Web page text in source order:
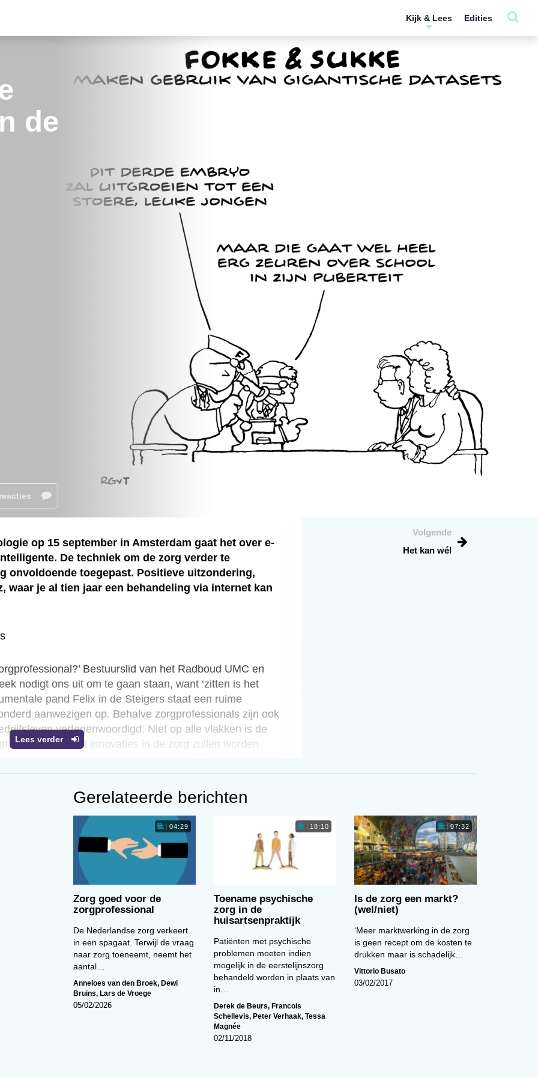
Kijk & Lees Edities
de
Lees verder
op 15 september in Amsterdam gaat het over e-
De techniek om de zorg verder te
onvoldoende toegepast. Positieve uitzondering,
waar je al tien jaar een behandeling via internet kan
Bestuurslid van het Radboud UMC en
nodigt ons uit om te gaan staan, want ‘zitten is het
pand Felix in de Steigers staat een ruime
aanwezigen op. Behalve zorgprofessionals zijn ook
vertegenwoordigd. Niet op alle vlakken is de
wie er denkt dat innovaties in de zorg zullen worden
alleen Apple Watch veilig,’ vertelt Schijven. ‘Alleen
apps is hun onbetrouwbaarheid. Een omvangrijk
dat slechts één op de drie patiënten hiermee bij
vergelijking: dokters zitten in 90% van de gevallen
en likely useless,’ concludeert Schijven dan ook.
staat, kan e-health wat Schijven betreft de
herstel vergroten.
zijn allemaal even betrouwbaar,’ beaamt Erik van
is het volgens Van der Zeijden een goede zaak dat
van de specialisten deze apps gebruiken. Want slechts
binnen de muren van het ziekenhuis, de overige
iets over zichzelf door te meten wat voor deze
Volgende
Het kan wél
Gerelateerde berichten
04:29
Zorg goed voor de
zorgprofessional
De Nederlandse zorg verkeert
in een spagaat. Terwijl de vraag
naar zorg toeneemt, neemt het
aantal…
Anneloes van den Broek, Dewi
Bruins, Lars de Vroege
05/02/2026
18:10
Toename psychische
zorg in de
huisartsenpraktijk
Patiënten met psychische
problemen moeten indien
mogelijk in de eerstelijnszorg
behandeld worden in plaats van
in…
Derek de Beurs, Francois
Schellevis, Peter Verhaak, Tessa
Magnée
02/11/2018
07:32
Is de zorg een markt?
(wel/niet)
‘Meer marktwerking in de zorg
is geen recept om de kosten te
drukken maar is schadelijk…
Vittorio Busato
03/02/2017